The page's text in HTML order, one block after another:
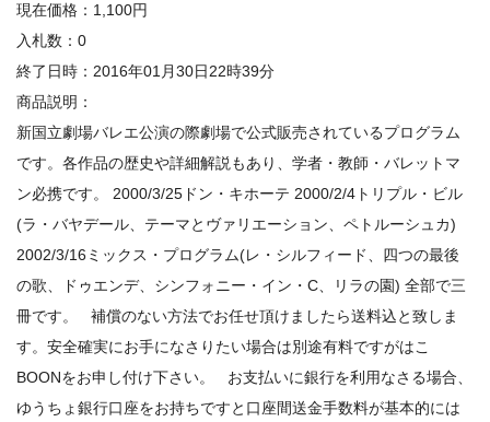
現在価格：1,100円
入札数：0
終了日時：2016年01月30日22時39分
商品説明：
新国立劇場バレエ公演の際劇場で公式販売されているプログラム
です。各作品の歴史や詳細解説もあり、学者・教師・バレットマ
ン必携です。 2000/3/25ドン・キホーテ 2000/2/4トリプル・ビル
(ラ・バヤデール、テーマとヴァリエーション、ペトルーシュカ)
2002/3/16ミックス・プログラム(レ・シルフィード、四つの最後
の歌、ドゥエンデ、シンフォニー・イン・C、リラの園) 全部で三
冊です。 補償のない方法でお任せ頂けましたら送料込と致しま
す。安全確実にお手になさりたい場合は別途有料ですがはこ
BOONをお申し付け下さい。 お支払いに銀行を利用なさる場合、
ゆうちょ銀行口座をお持ちですと口座間送金手数料が基本的には